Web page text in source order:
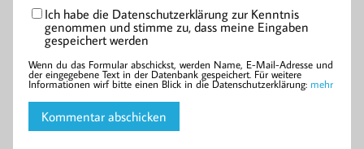
Ich habe die Datenschutzerklärung zur Kenntnis
genommen und stimme zu, dass meine Eingaben
gespeichert werden
Wenn du das Formular abschickst, werden Name, E-Mail-Adresse und
der eingegebene Text in der Datenbank gespeichert. Für weitere
Informationen wirf bitte einen Blick in die Datenschutzerklärung: mehr